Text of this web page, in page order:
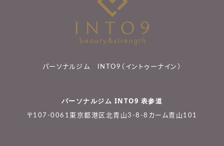
パーソナルジム INTO9（イントゥーナイン）
パーソナルジム INTO9 表参道
〒107-0061東京都港区北青山3-8-8カーム青山101